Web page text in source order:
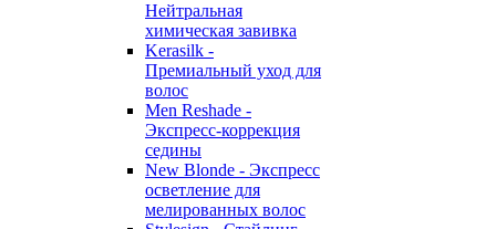
Нейтральная
химическая завивка
Kerasilk -
Премиальный уход для
волос
Men Reshade -
Экспресс-коррекция
седины
New Blonde - Экспресс
осветление для
мелированных волос